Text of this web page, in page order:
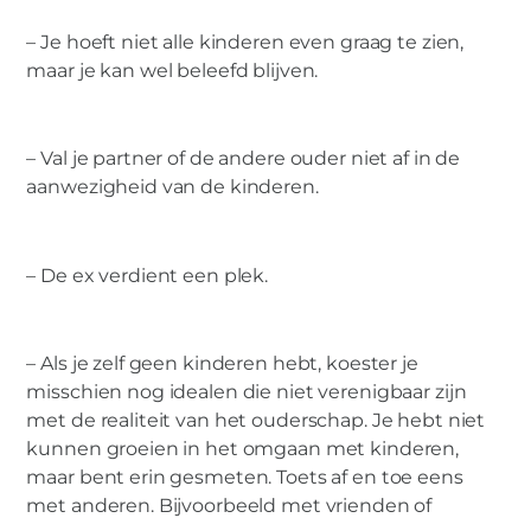
– Je hoeft niet alle kinderen even graag te zien,
maar je kan wel beleefd blijven.
– Val je partner of de andere ouder niet af in de
aanwezigheid van de kinderen.
– De ex verdient een plek.
– Als je zelf geen kinderen hebt, koester je
misschien nog idealen die niet verenigbaar zijn
met de realiteit van het ouderschap. Je hebt niet
kunnen groeien in het omgaan met kinderen,
maar bent erin gesmeten. Toets af en toe eens
met anderen. Bijvoorbeeld met vrienden of